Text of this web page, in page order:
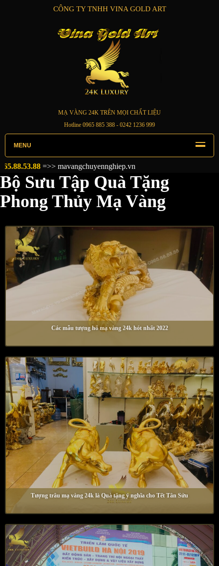
CÔNG TY TNHH VINA GOLD ART
MẠ VÀNG 24K TRÊN MỌI CHẤT LIỆU
Hotline 0965 885 388 - 0242 1236 999
MENU
mavangchuyennghiep.vn
Bộ Sưu Tập Quà Tặng
Phong Thủy Mạ Vàng
Các mẫu tượng hổ mạ vàng 24k hót nhất 2022
Tượng trâu mạ vàng 24k là Quà tặng ý nghĩa cho Tết Tân Sửu